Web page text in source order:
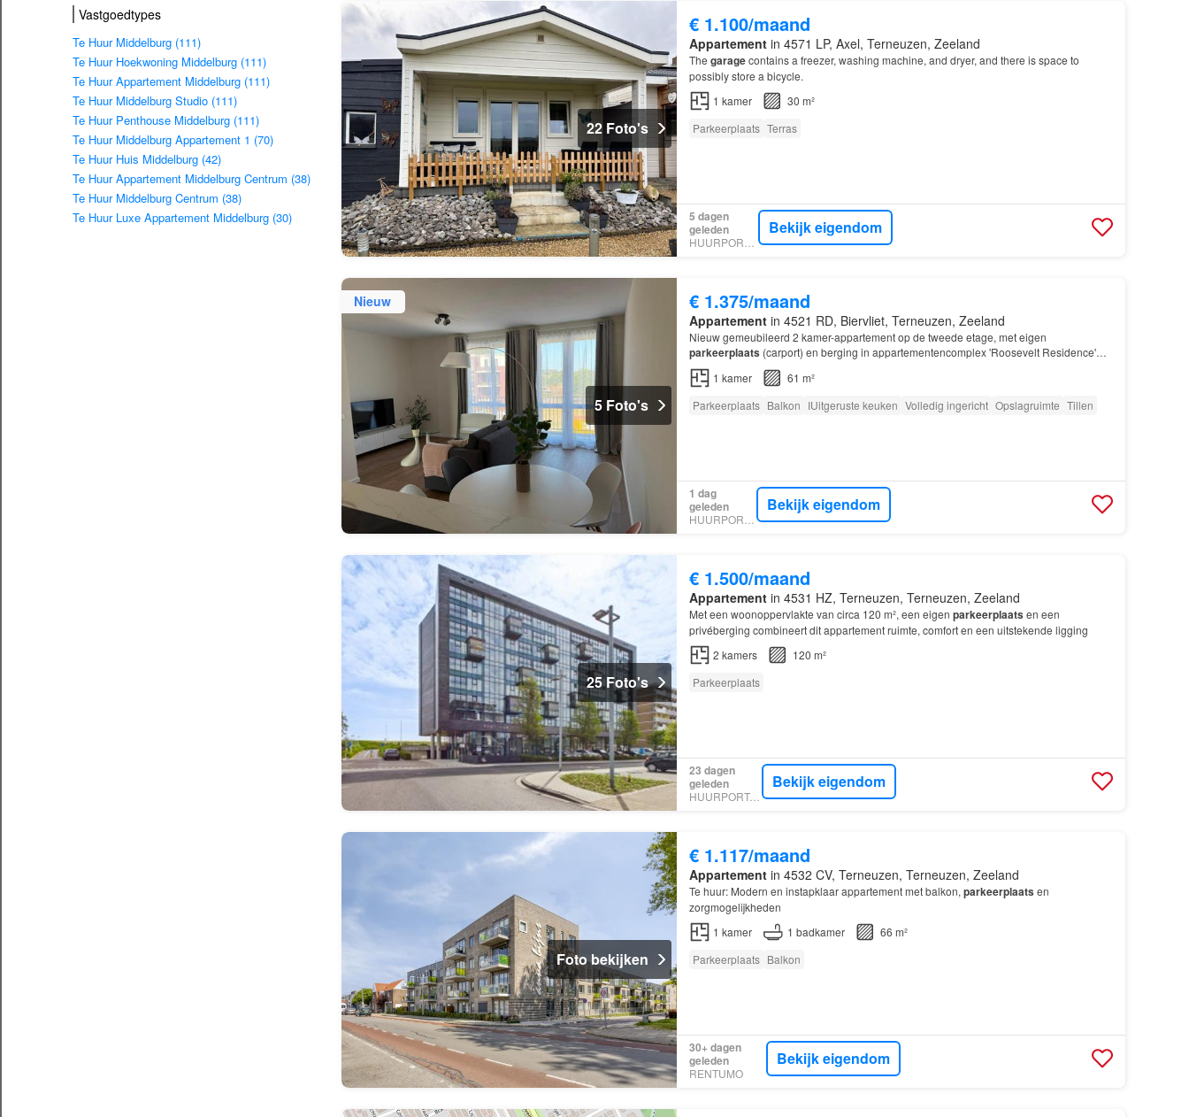
Vastgoedtypes
Te Huur Middelburg (111)
Te Huur Hoekwoning Middelburg (111)
Te Huur Appartement Middelburg (111)
Te Huur Middelburg Studio (111)
Te Huur Penthouse Middelburg (111)
Te Huur Middelburg Appartement 1 (70)
Te Huur Huis Middelburg (42)
Te Huur Appartement Middelburg Centrum (38)
Te Huur Middelburg Centrum (38)
Te Huur Luxe Appartement Middelburg (30)
22 Foto's
€ 1.100/maand
Appartementin 4571 LP, Axel, Terneuzen, Zeeland
The garagecontains a freezer, washing machine, and dryer, and there is space to
possibly store a bicycle.
1 kamer
30 m²
Parkeerplaats Terras
5 dagen
geleden
HUURPORTAAL
Bekijk eigendom
Nieuw
5 Foto's
€ 1.375/maand
Appartementin 4521 RD, Biervliet, Terneuzen, Zeeland
Nieuw gemeubileerd 2 kamer-appartement op de tweede etage, met eigen
parkeerplaats (carport) en berging in appartementencomplex 'Roosevelt Residence'…
1 kamer
61 m²
Parkeerplaats Balkon IUitgeruste keuken Volledig ingericht Opslagruimte Tillen
1 dag
geleden
HUURPORTAAL
Bekijk eigendom
25 Foto's
€ 1.500/maand
Appartementin 4531 HZ, Terneuzen, Terneuzen, Zeeland
Met een woonoppervlakte van circa 120 m², een eigen parkeerplaats en een
privéberging combineert dit appartement ruimte, comfort en een uitstekende ligging
2 kamers
120 m²
Parkeerplaats
23 dagen
geleden
HUURPORTAAL
Bekijk eigendom
Foto bekijken
€ 1.117/maand
Appartementin 4532 CV, Terneuzen, Terneuzen, Zeeland
Te huur: Modern en instapklaar appartement met balkon, parkeerplaats en
zorgmogelijkheden
1 kamer 1 badkamer
66 m²
Parkeerplaats Balkon
30+ dagen
geleden
RENTUMO
Bekijk eigendom